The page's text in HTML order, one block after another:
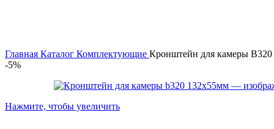
Главная Каталог Комплектующие Кронштейн для камеры
-5%
Нажмите, чтобы увеличить